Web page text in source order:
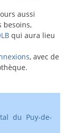
aussi
besoins,
qui aura lieu
, avec de
du Puy-de-